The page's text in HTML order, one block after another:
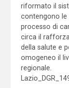
riformato il
contengono le
processo di
circa il
della salute e
omogeneo il
regionale.